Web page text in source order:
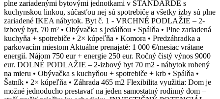
plne zariadenými bytovými jednotkami v ŠTANDARDE s
kuchynskou linkou, súčasťou nej sú spotrebiče a všetky izby sú plne
zariadené IKEA nábytok. Byt č. 1 - VRCHNÉ PODLAŽIE – 2-
izbový byt, 70 m² • Obývačka s jedálňou • Spálňa • Plne zariadená
kuchyňa + spotrebiče • 2× kúpeľňa • Komora • Predzáhradka a
parkovacím miestom Aktuálne prenajaté: 1 000 €/mesiac vrátane
energií. Nájom 750 eur + energie 250 eur. Ročný čistý výnos 9000
eur. DOLNÉ PODLAŽIE – 2-izbový byt 70 m2 - nábytok robený
na mieru • Obývačka s kuchyňou + spotrebiče + krb • Spálňa •
Šatník • 2× kúpeľňa • Záhrada 465 m2 Flexibilita využitia: Dom je
možné jednoducho prestavať na jeden samostatný rodinný dom –